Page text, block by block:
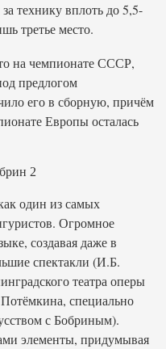
технику вплоть до 5,5-
третье место.
на чемпионате СССР,
предлогом
его в сборную, причём
Европы осталась
один из самых
Огромное
создавая даже в
спектакли (И.Б.
театра оперы
специально
с Бобриным).
элементы, придумывая